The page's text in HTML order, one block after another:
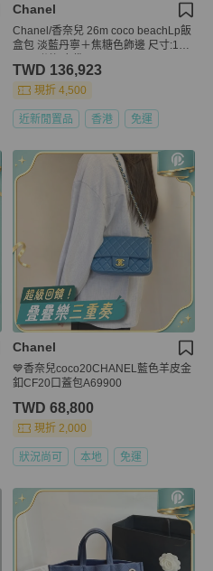
Chanel
Chanel/香奈兒 26m coco beachLp飯
盒包 淡藍丹寧＋焦糖色飾邊 尺寸:17*
TWD 136,923
現折 4,500
近新閒置品 香港 免運
Chanel
💙香奈兒coco20CHANEL藍色羊皮金
釦CF20口蓋包A69900
TWD 68,800
現折 2,000
狀況尚可 本地 免運